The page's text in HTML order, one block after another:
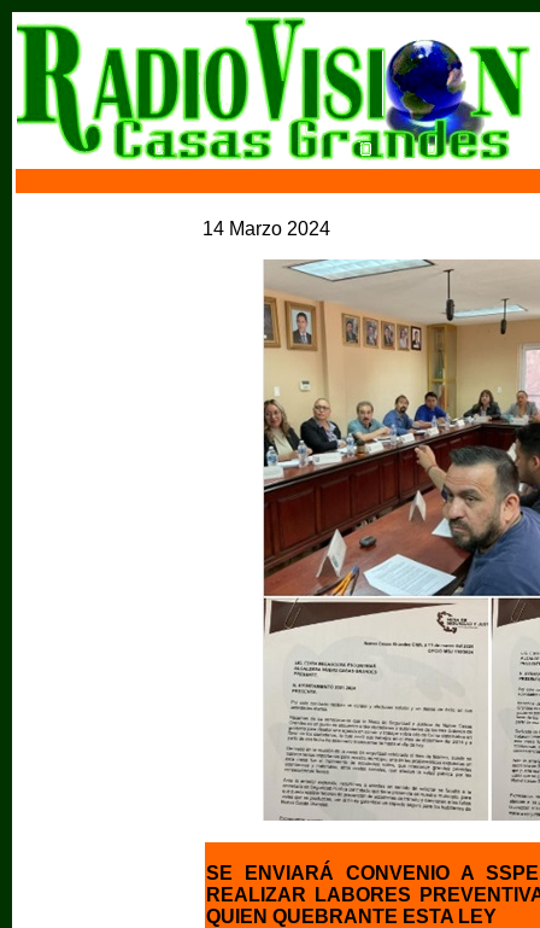
14 Marzo 2024
SE ENVIARÁ CONVENIO A
REALIZAR LABORES
QUIEN QUEBRANTE ESTA LEY